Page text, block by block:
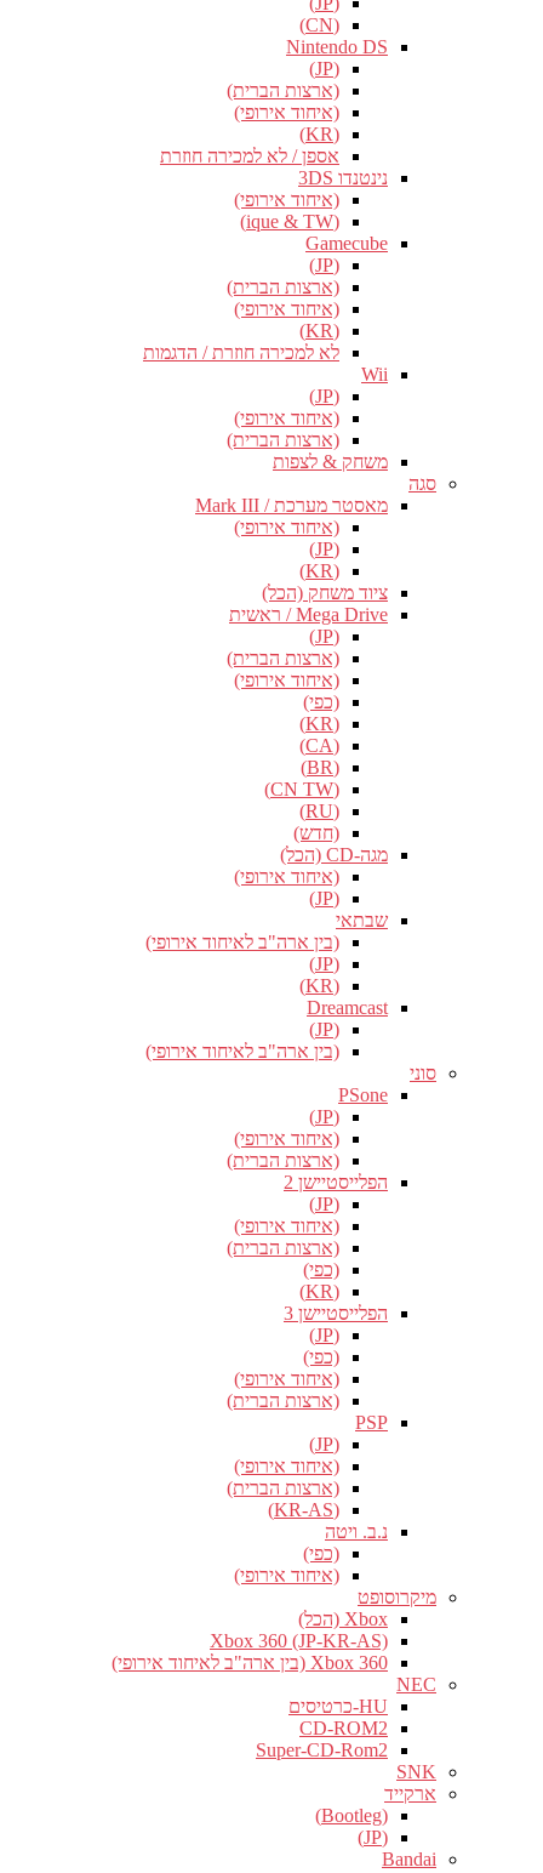
(CN)
Nintendo DS
(JP)
(ארצות הברית)
(איחוד אירופי)
(KR)
אספן / לא למכירה חוזרת
נינטנדו 3DS
(איחוד אירופי)
(ique & TW)
Gamecube
(JP)
(ארצות הברית)
(איחוד אירופי)
(KR)
לא למכירה חוזרת / הדגמות
Wii
(JP)
(איחוד אירופי)
(ארצות הברית)
משחק & לצפות
סגה
מאסטר מערכת / Mark III
(איחוד אירופי)
(JP)
(KR)
ציוד משחק (הכל)
Mega Drive / ראשית
(JP)
(ארצות הברית)
(איחוד אירופי)
(כפי)
(KR)
(CA)
(BR)
(CN TW)
(RU)
(חדש)
מגה-CD (הכל)
(איחוד אירופי)
(JP)
שבתאי
(בין ארה"ב לאיחוד אירופי)
(JP)
(KR)
Dreamcast
(JP)
(בין ארה"ב לאיחוד אירופי)
סוני
PSone
(JP)
(איחוד אירופי)
(ארצות הברית)
הפלייסטיישן 2
(JP)
(איחוד אירופי)
(ארצות הברית)
(כפי)
(KR)
הפלייסטיישן 3
(JP)
(כפי)
(איחוד אירופי)
(ארצות הברית)
PSP
(JP)
(איחוד אירופי)
(ארצות הברית)
(KR-AS)
נ.ב. ויטה
(כפי)
(איחוד אירופי)
מיקרוסופט
Xbox (הכל)
Xbox 360 (JP-KR-AS)
Xbox 360 (בין ארה"ב לאיחוד אירופי)
NEC
HU-כרטיסים
CD-ROM2
Super-CD-Rom2
SNK
ארקייד
(Bootleg)
(JP)
Bandai